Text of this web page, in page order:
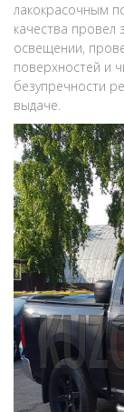
лакокрасочным
качества
освещении,
поверхностей и
безупречности
выдаче.